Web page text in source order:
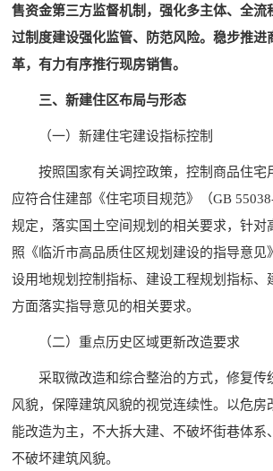
售资金第三方监督机制，强化多主体、全流
过制度建设强化监管、防范风险。稳步推进
革，有力有序推行现房销售。
三、新建住区布局与形态
（一）新建住宅建设指标控制
按照国家有关调控政策，控制商品住宅
应符合住建部《住宅项目规范》（GB
规定，落实国土空间规划的相关要求，针对
照《临沂市高品质住区规划建设的指导意见
设用地规划控制指标、建设工程规划指标、
方面落实指导意见的相关要求。
（二）重点历史区域更新改造要求
采取微改造和综合整治的方式，修复传
风貌，保障建筑风貌的视觉连续性。以危房
能改造为主，不大拆大建、不破坏街巷体系
不破坏建筑风貌。